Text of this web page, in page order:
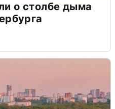
о столбе дыма